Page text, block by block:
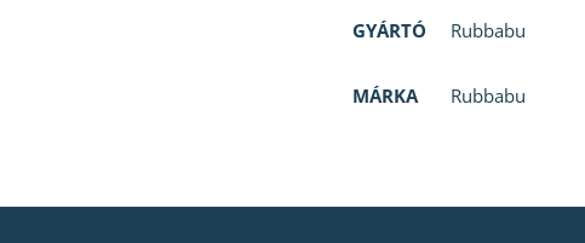
GYÁRTÓ Rubbabu
MÁRKA Rubbabu